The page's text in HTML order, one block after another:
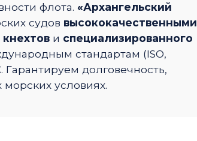
флота. «Архангельский
судов высококачественными
кнехтови специализированного
стандартам (ISO,
Гарантируем долговечность,
условиях.